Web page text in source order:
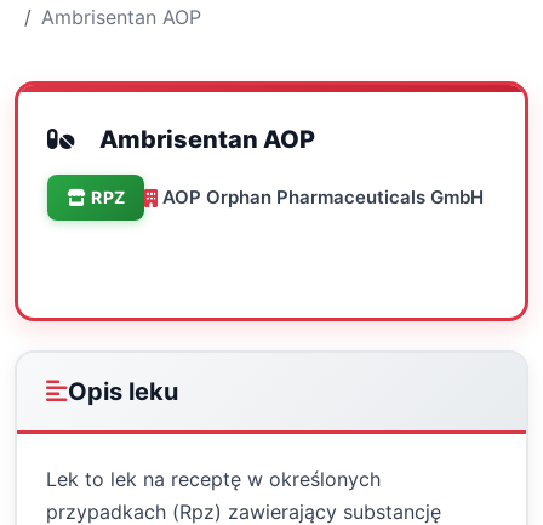
Ambrisentan AOP
Ambrisentan AOP
RPZ AOP Orphan Pharmaceuticals GmbH
Opis leku
Lek to lek na receptę w określonych
przypadkach (Rpz) zawierający substancję